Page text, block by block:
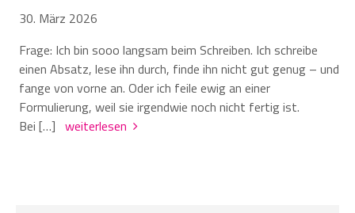
30. März 2026
Frage: Ich bin sooo langsam beim Schreiben. Ich schreibe
einen Absatz, lese ihn durch, finde ihn nicht gut genug – und
fange von vorne an. Oder ich feile ewig an einer
Formulierung, weil sie irgendwie noch nicht fertig ist.
Bei […] weiterlesen